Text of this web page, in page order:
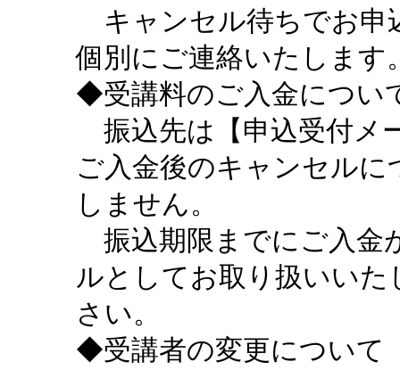
キャンセル待ちでお申
個別にご連絡いたします
◆受講料のご入金につい
振込先は【申込受付メ
ご入金後のキャンセル
しません。
振込期限までにご入金
ルとしてお取り扱いい
さい。
◆受講者の変更について